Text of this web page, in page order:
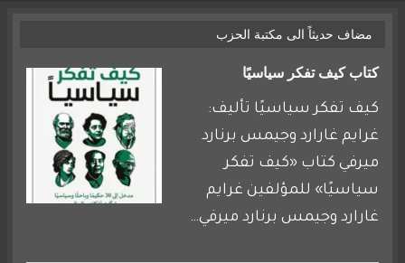
مضاف حديثاً الى مكتبة الحزب
كتاب كيف تفكر سياسيًا
كيف تفكر سياسيًا تأليف:
غرايم غارارد وجيمس برنارد
ميرفي كتاب «كيف تفكر
سياسيًا» للمؤلفين غرايم
غارارد وجيمس برنارد ميرفي…